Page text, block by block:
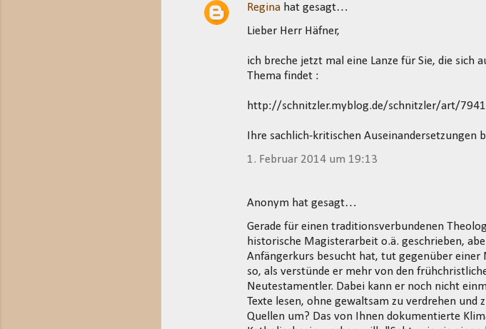
K
Regina hat gesagt…
Lieber Herr Häfner,
ich breche jetzt mal eine Lanze für Sie, die sich
Thema findet :
http://schnitzler.myblog.de/schnitzler/art/
Ihre sachlich-kritischen
1. Februar 2014 um 19:13
Anonym hat gesagt…
Gerade für einen traditionsverbundenen
historische Magisterarbeit o.ä. geschrieben,
Anfängerkurs besucht hat, tut gegenüber
so, als verstünde er mehr von den
Neutestamentler. Dabei kann er noch nicht
Texte lesen, ohne gewaltsam zu verdrehen
Quellen um? Das von Ihnen dokumentierte